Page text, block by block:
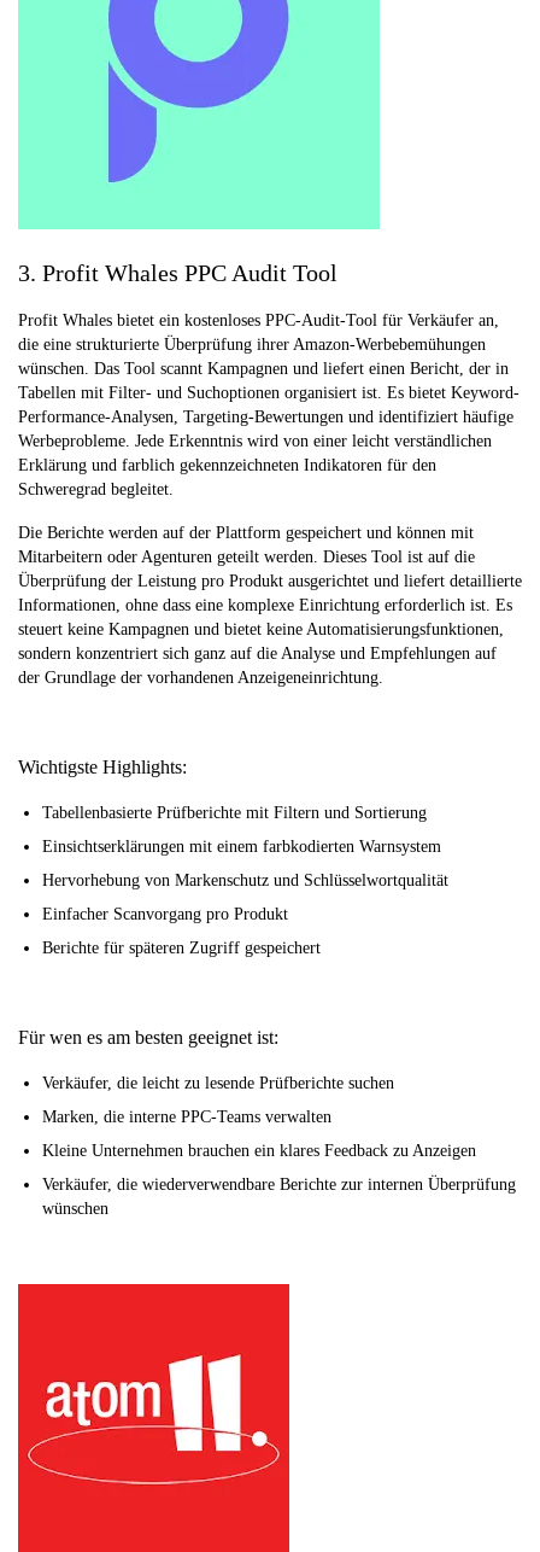
3. Profit Whales PPC Audit Tool
Profit Whales bietet ein kostenloses PPC-Audit-Tool für Verkäufer an,
die eine strukturierte Überprüfung ihrer Amazon-Werbebemühungen
wünschen. Das Tool scannt Kampagnen und liefert einen Bericht, der in
Tabellen mit Filter- und Suchoptionen organisiert ist. Es bietet Keyword-
Performance-Analysen, Targeting-Bewertungen und identifiziert häufige
Werbeprobleme. Jede Erkenntnis wird von einer leicht verständlichen
Erklärung und farblich gekennzeichneten Indikatoren für den
Schweregrad begleitet.
Die Berichte werden auf der Plattform gespeichert und können mit
Mitarbeitern oder Agenturen geteilt werden. Dieses Tool ist auf die
Überprüfung der Leistung pro Produkt ausgerichtet und liefert detaillierte
Informationen, ohne dass eine komplexe Einrichtung erforderlich ist. Es
steuert keine Kampagnen und bietet keine Automatisierungsfunktionen,
sondern konzentriert sich ganz auf die Analyse und Empfehlungen auf
der Grundlage der vorhandenen Anzeigeneinrichtung.
Wichtigste Highlights:
Tabellenbasierte Prüfberichte mit Filtern und Sortierung
Einsichtserklärungen mit einem farbkodierten Warnsystem
Hervorhebung von Markenschutz und Schlüsselwortqualität
Einfacher Scanvorgang pro Produkt
Berichte für späteren Zugriff gespeichert
Für wen es am besten geeignet ist:
Verkäufer, die leicht zu lesende Prüfberichte suchen
Marken, die interne PPC-Teams verwalten
Kleine Unternehmen brauchen ein klares Feedback zu Anzeigen
Verkäufer, die wiederverwendbare Berichte zur internen Überprüfung
wünschen